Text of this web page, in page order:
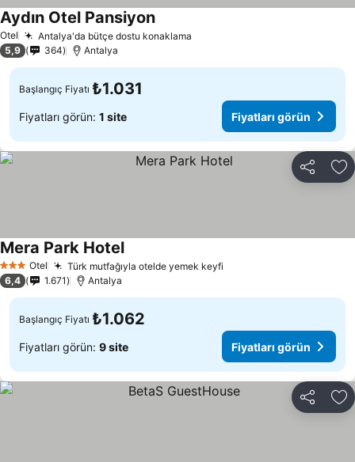
Otel Antalya'da bütçe dostu konaklama
Aydın Otel Pansiyon
5,9 364 Antalya
Başlangıç Fiyatı ₺1.031
Fiyatları görün: 1 site Fiyatları görün
Paylaş
3 YıldızOtel Türk mutfağıyla otelde yemek keyfi
Mera Park Hotel
6,4 1.671 Antalya
Başlangıç Fiyatı ₺1.062
Fiyatları görün: 9 site Fiyatları görün
Paylaş